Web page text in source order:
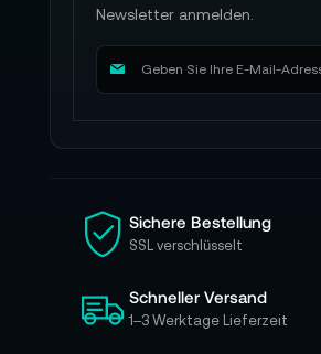
Newsletter anmelden.
M
d
i
e
s
c
h
Sichere Bestellung
SSL verschlüsselt
Schneller Versand
1–3 Werktage Lieferzeit